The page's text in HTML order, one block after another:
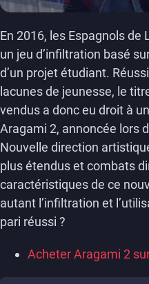
En 2016, les Espagnols de
un jeu d’infiltration basé
d’un projet étudiant.
lacunes de jeunesse, le
vendus a donc eu droit à
Aragami 2, annoncée lors
Nouvelle direction
plus étendus et combats
caractéristiques de ce
autant l’infiltration et
pari réussi ?
Acheter Aragami 2